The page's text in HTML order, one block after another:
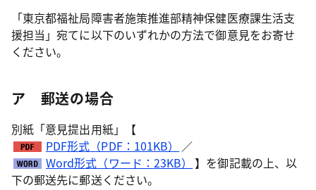
「東京都福祉局障害者施策推進部精神保健医療課生活支
援担当」宛てに以下のいずれかの方法で御意見をお寄せ
ください。
ア 郵送の場合
別紙「意見提出用紙」【
PDF形式（PDF：101KB）
／
Word形式（ワード：23KB） 】を御記載の上、以
下の郵送先に郵送ください。